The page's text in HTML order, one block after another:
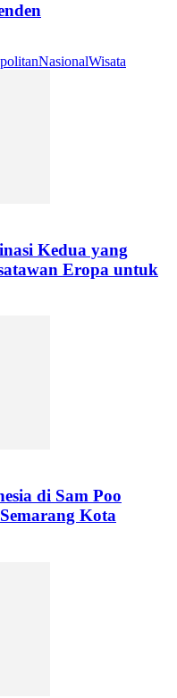
NasionalWisata
Kedua yang
Eropa untuk
di Sam Poo
Kota